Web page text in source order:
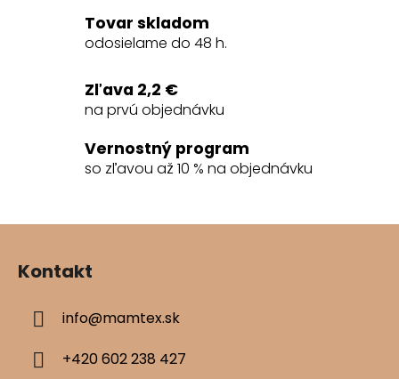
a
c
p
r
v
k
y
ý
Tovar skladom
odosielame do 48 h.
Zľava 2,2 €
na prvú objednávku
Vernostný program
so zľavou až 10 % na objednávku
Z
Kontakt
info@mamtex.sk
+420 602 238 427